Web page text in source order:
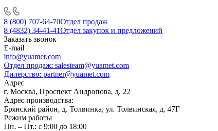
8 (800) 707-64-70Отдел продаж
8 (4832) 34-41-41Отдел закупок и предложений
Заказать звонок
E-mail
info@yuamet.com
Отдел продаж: salesteam@yuamet.com
Дилерство: partner@yuamet.com
Адрес
г. Москва, Проспект Андропова, д. 22
Адрес производства:
Брянский район, д. Толвинка, ул. Толвинская, д. 47Г
Режим работы
Пн. – Пт.: с 9:00 до 18:00